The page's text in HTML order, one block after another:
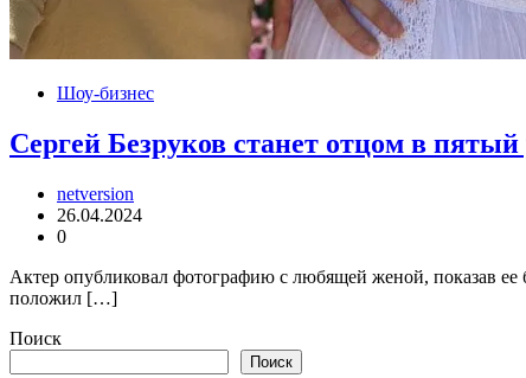
Шоу-бизнес
Сергей Безруков станет отцом в пятый
netversion
26.04.2024
0
Актер опубликовал фотографию с любящей женой, показав
положил […]
Поиск
Поиск